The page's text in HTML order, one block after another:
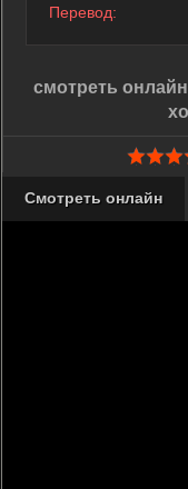
Перевод:
смотреть
Смотреть онлайн